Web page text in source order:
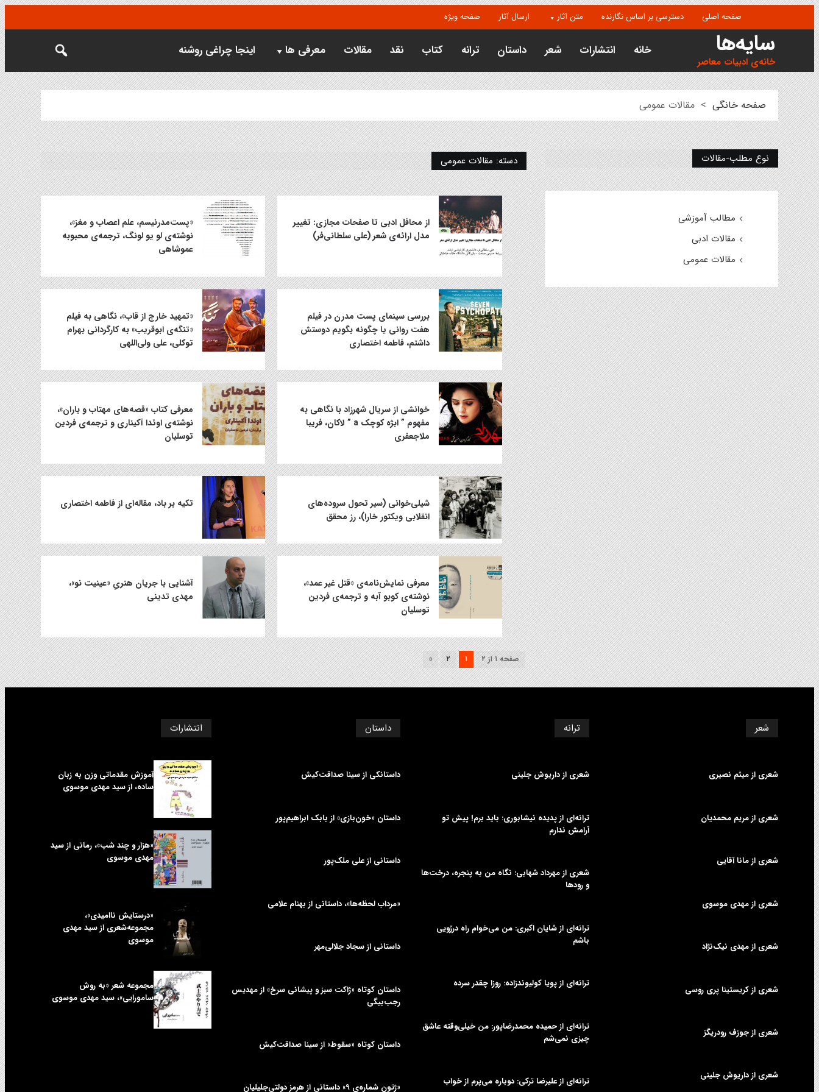
صفحه اصلی دسترسی بر اساس نگارنده متن آثار ارسال آثار صفحه ویژه
سایه‌ها
خانه‌ی ادبیات معاصر
خانه انتشارات شعر داستان ترانه کتاب نقد مقالات معرفی ها اینجا چراغی روشنه
صفحه خانگی > مقالات عمومی
دسته: مقالات عمومی
از محافل ادبی تا صفحات مجازی: تغییر
مدل ارائه‌ی شعر (علی سلطانی‌فر)
«پست‌مدرنیسم، علم اعصاب و مغز»،
نوشته‌ی لو یو لونگ، ترجمه‌ی محبوبه
عموشاهی
بررسی سینمای پست مدرن در فیلم
هفت روانی یا چگونه بگویم دوستش
داشتم، فاطمه اختصاری
«تمهید خارج از قاب»، نگاهی به فیلم
«تنگه‌ی ابوقریب» به کارگردانی بهرام
توکلی، علی ولی‌اللهی
خوانشی از سریال شهرزاد با نگاهی به
مفهوم ” ابژه کوچک a ” لاکان، فریبا
ملاجعفری
معرفی کتاب «قصه‌های مهتاب و باران»،
نوشته‌ی اوئدا آکیناری و ترجمه‌ی فردین
توسلیان
شیلی‌خوانی (سیر تحول سروده‌های
انقلابی ویکتور خارا)، رز محقق
تکیه بر باد، مقاله‌ای از فاطمه اختصاری
معرفی نمایش‌نامه‌ی «قتل غیر عمد»،
نوشته‌ی کوبو آبه و ترجمه‌ی فردین
توسلیان
آشنایی با جریان هنریِ «عینیت نو»،
مهدی تدینی
صفحه ۱ از ۲ ۱ ۲ »
نوع مطلب-مقالات
مطالب آموزشی
مقالات ادبی
مقالات عمومی
شعر
شعری از میثم نصیری
شعری از مریم محمدیان
شعری از مانا آقایی
شعری از مهدی موسوی
شعری از مهدی نیک‌نژاد
شعری از کریستینا پری روسی
شعری از جوزف رودریگز
شعری از داریوش جلینی
ترانه
شعری از داریوش جلینی
ترانه‌ای از پدیده نیشابوری: باید برم! پیش تو
آرامش ندارم
شعری از مهرداد شهابی: نگاه من به پنجره، درخت‌ها
و رودها
ترانه‌ای از شایان اکبری: من می‌خوام راه دررُویی
باشم
ترانه‌ای از پویا کولیوندزاده: روزا چقدر سرده
ترانه‌ای از حمیده محمدرضاپور: من خیلی‌وقته عاشق
چیزی نمی‌شم
ترانه‌ای از علیرضا ترکی: دوباره می‌پرم از خواب
داستان
داستانکی از سینا صداقت‌کیش
داستان «خون‌بازی» از بابک ابراهیم‌پور
داستانی از علی‌ ملک‌پور
«مرداب لحظه‌ها»، داستانی از بهنام علامی
داستانی از سجاد جلالی‌مهر
داستان کوتاه «ژاکت سبز و پیشانی سرخ» از مهدیس
رجب‌بیگی
داستان کوتاه «سقوط» از سینا صداقت‌کیش
«ژتون شماره‌ی ۹» داستانی از هرمز دولتی‌جلیلیان
انتشارات
آموزش مقدماتی وزن به زبان
ساده، از سید مهدی موسوی
«هزار و چند شب»، رمانی از سید
مهدی موسوی
«درستایش ناامیدی»،
مجموعه‌شعری از سید مهدی
موسوی
مجموعه شعر «به روش
سامورایی»، سید مهدی موسوی